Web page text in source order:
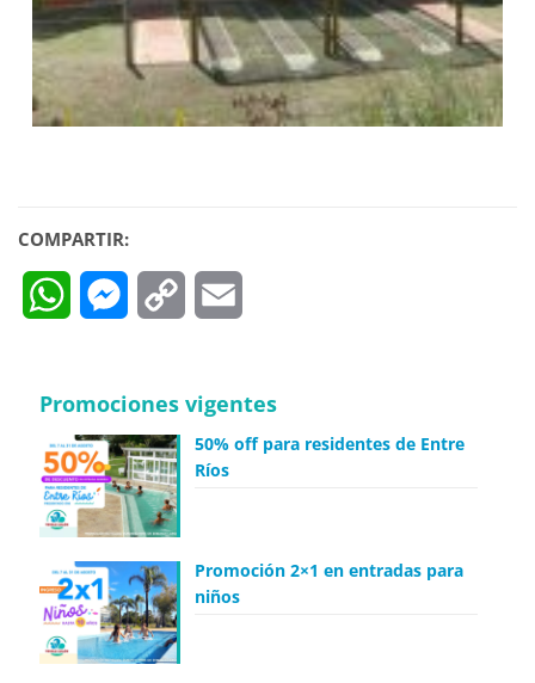
COMPARTIR:
WhatsAppMessenger
Copy
Promociones vigentes
50% off para residentes de Entre
Ríos
Promoción 2×1 en entradas para
niños